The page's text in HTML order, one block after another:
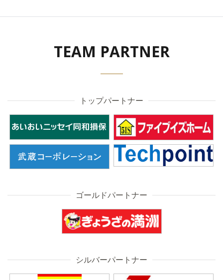
TEAM PARTNER
トップパートナー
ゴールドパートナー
シルバーパートナー